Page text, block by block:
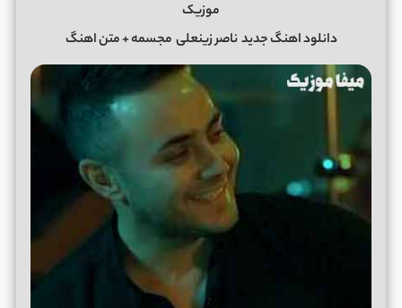
موزیک
دانلود اهنگ جدیدناصر زینعلی مجسمه + متن اهنگ